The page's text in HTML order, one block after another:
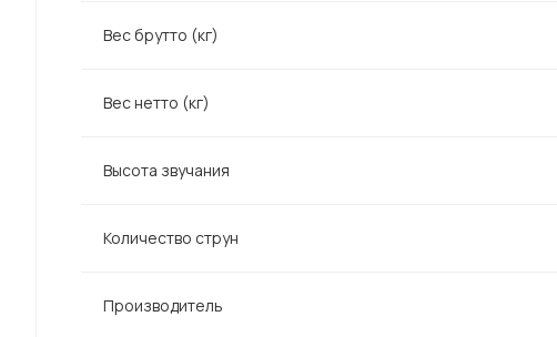
Вес брутто (кг)
Вес нетто (кг)
Высота звучания
Количество струн
Производитель